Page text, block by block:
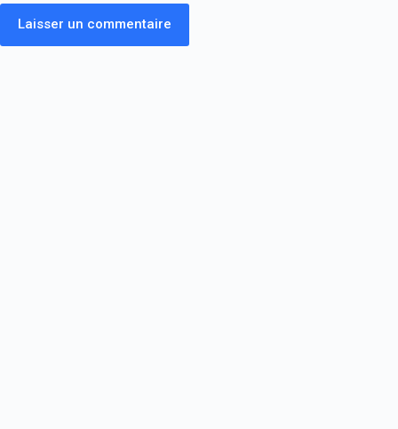
Laisser un commentaire